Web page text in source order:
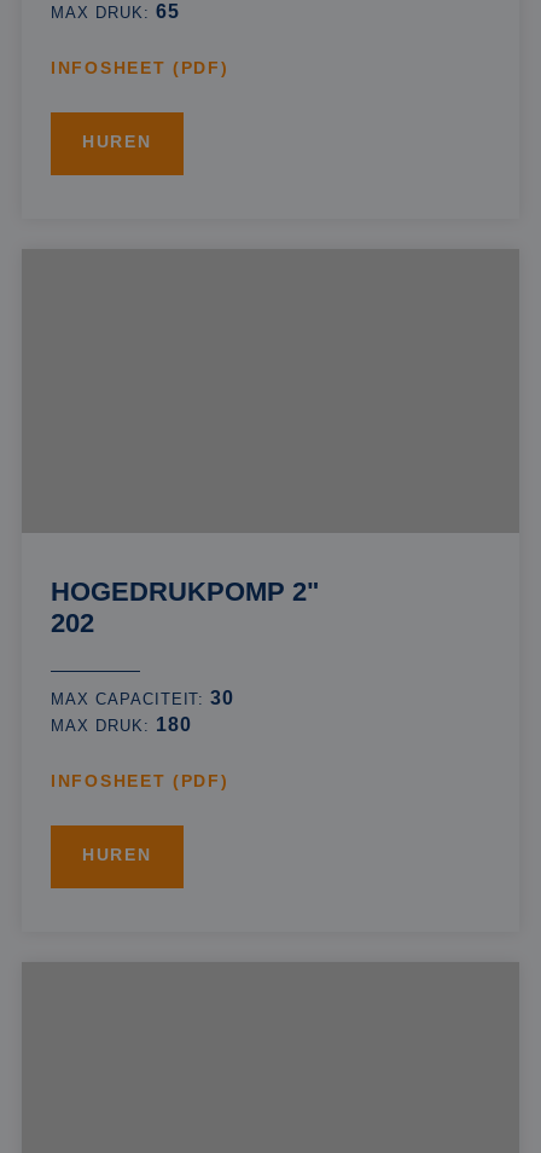
MAX DRUK: 65
INFOSHEET (PDF)
HUREN
HOGEDRUKPOMP 2"
202
MAX CAPACITEIT:30
MAX DRUK: 180
INFOSHEET (PDF)
HUREN